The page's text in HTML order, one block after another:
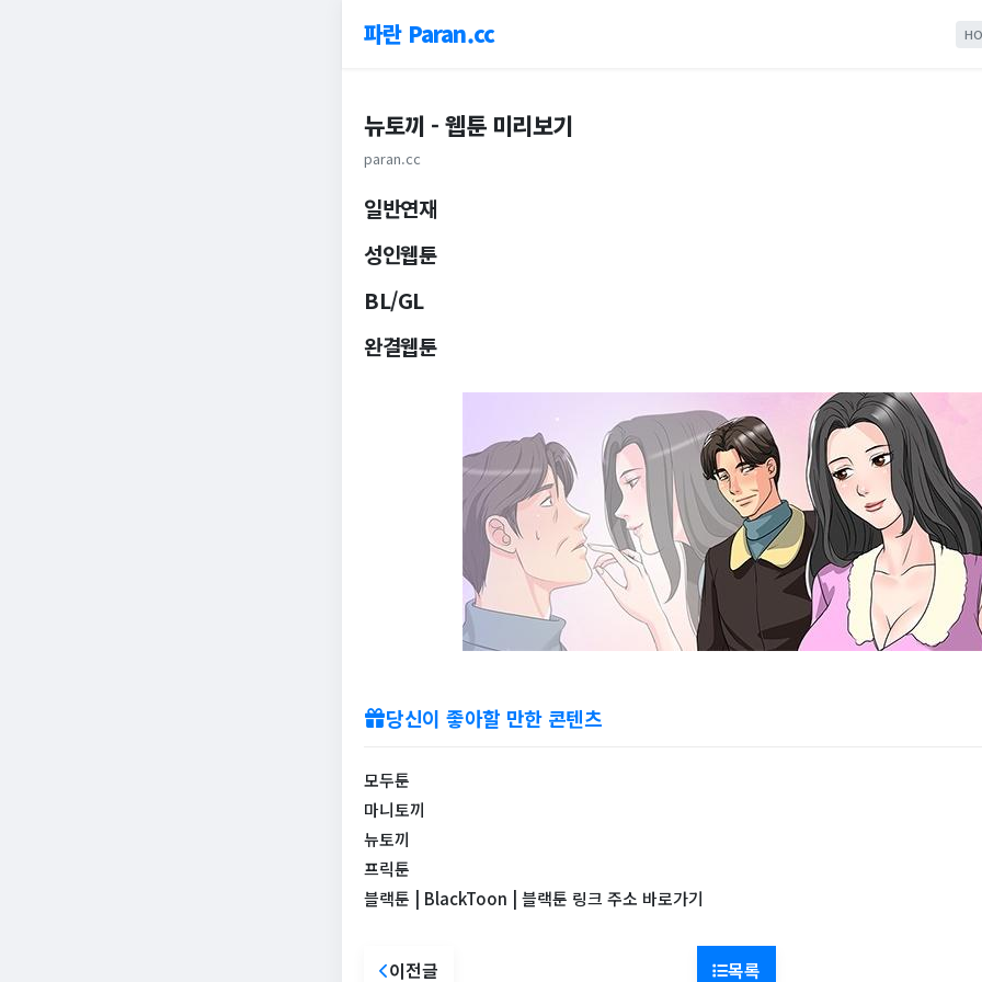
파란 Paran.cc
뉴토끼 - 웹툰 미리보기
paran.cc
일반연재
성인웹툰
BL/GL
완결웹툰
당신이 좋아할 만한 콘텐츠
모두툰
마니토끼
뉴토끼
프릭툰
블랙툰 | BlackToon | 블랙툰 링크 주소 바로가기
이전글 목록